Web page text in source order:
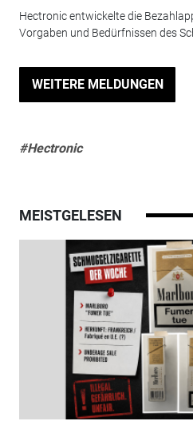
Hectronic entwickelte die
Vorgaben und Bedürfnissen des
WEITERE MELDUNGEN
#Hectronic
MEISTGELESEN